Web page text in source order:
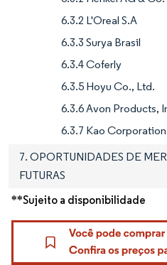
6.3.2 L'Oreal S.A
6.3.3 Surya Brasil
6.3.4 Coferly
6.3.5 Hoyu Co., Ltd.
6.3.6 Avon Products,
6.3.7 Kao Corporation
7. OPORTUNIDADES DE
FUTURAS
**Sujeito a disponibilidade